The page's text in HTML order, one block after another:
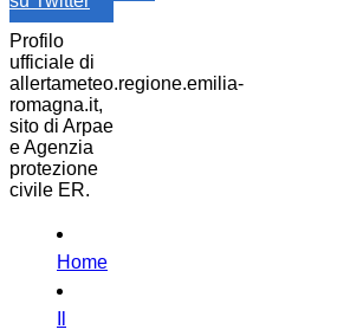
Profilo
ufficiale di
allertameteo.regione.emilia-
romagna.it,
sito di Arpae
e Agenzia
protezione
civile ER.
Home